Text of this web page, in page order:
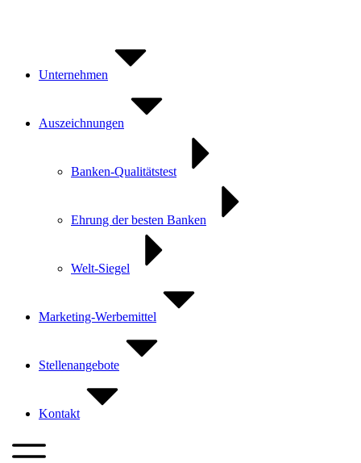
Unternehmen
Auszeichnungen
Banken-Qualitätstest
Ehrung der besten Banken
Welt-Siegel
Marketing-Werbemittel
Stellenangebote
Kontakt